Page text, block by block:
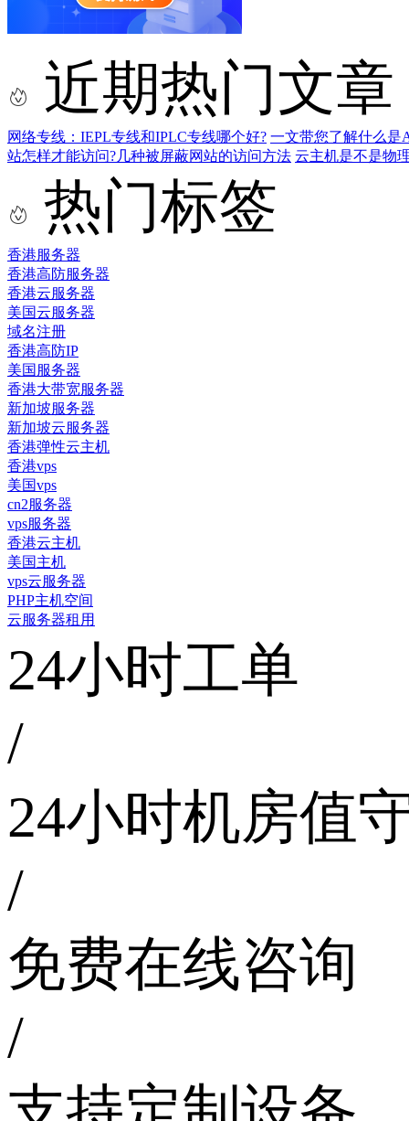
近期热门文章
网络专线：IEPL专线和IPLC专线哪个好? 一文带您了解什么是
站怎样才能访问?几种被屏蔽网站的访问方法 云主机是不是物
热门标签
香港服务器
香港高防服务器
香港云服务器
美国云服务器
域名注册
香港高防IP
美国服务器
香港大带宽服务器
新加坡服务器
新加坡云服务器
香港弹性云主机
香港vps
美国vps
cn2服务器
vps服务器
香港云主机
美国主机
vps云服务器
PHP主机空间
云服务器租用
24小时工单
/
24小时机房值
/
免费在线咨询
/